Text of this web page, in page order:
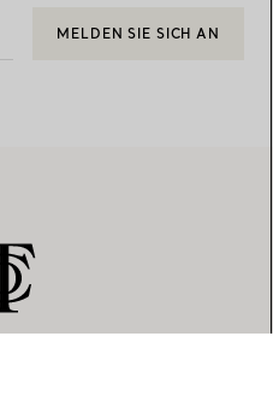
MELDEN SIE SICH AN